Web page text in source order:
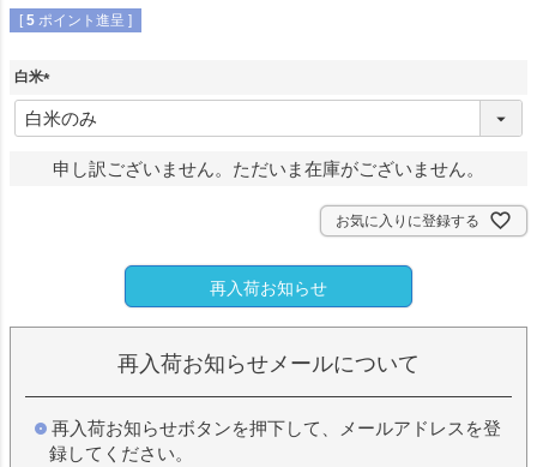
[ 5 ポイント進呈 ]
白米
(
必
申し訳ございません。ただいま在庫がございません。
お気に入りに登録する
再入荷お知らせ
再入荷お知らせメールについて
再入荷お知らせボタンを押下して、メールアドレスを登
録してください。